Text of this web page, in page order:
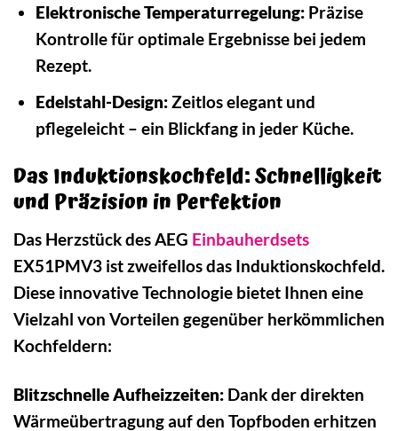
Elektronische Temperaturregelung:Präzise
Kontrolle für optimale Ergebnisse bei jedem
Rezept.
Edelstahl-Design:Zeitlos elegant und
pflegeleicht – ein Blickfang in jeder Küche.
Das Induktionskochfeld: Schnelligkeit
und Präzision in Perfektion
Das Herzstück des AEG Einbauherdsets
EX51PMV3 ist zweifellos das Induktionskochfeld.
Diese innovative Technologie bietet Ihnen eine
Vielzahl von Vorteilen gegenüber herkömmlichen
Kochfeldern:
Blitzschnelle Aufheizzeiten: Dank der direkten
Wärmeübertragung auf den Topfboden erhitzen